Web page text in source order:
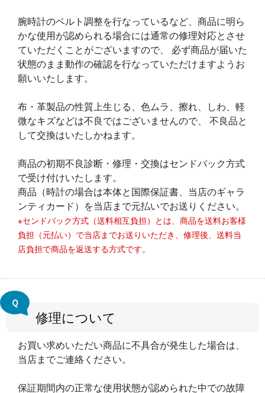
腕時計のベルト調整を行なっているなど、商品に明ら
かな使用が認められる場合には通常の修理対応とさせ
ていただくことがございますので、 必ず商品が届いた
状態のまま動作の確認を行なっていただけますようお
願いいたします。
布・革製品の性質上生じる、色ムラ、擦れ、しわ、軽
微なキズなどは不良ではございませんので、 不良品と
して交換はいたしかねます。
商品の初期不良診断・修理・交換はセンドバック方式
で受け付けいたします。
商品（時計の場合は本体と国際保証書、当店のギャラ
ンティカード）を当店まで元払いでお送りください。
※センドバック方式（送料相互負担）とは、商品を送料お客様
負担（元払い）で当店までお送りいただき、修理後、送料当
店負担で商品を返送する方式です。
Ｑ
修理について
お買い求めいただい商品に不具合が発生した場合は、
当店までご連絡ください。
保証期間内の正常な使用状態が認められた中での故障